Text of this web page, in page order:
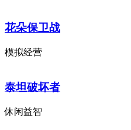
花朵保卫战
模拟经营
泰坦破坏者
休闲益智